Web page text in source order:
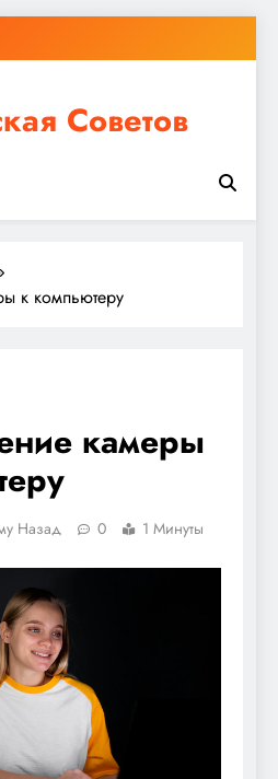
Советов
строительство, в Мастерской
к компьютеру
камеры
Назад 0 1 Минуты